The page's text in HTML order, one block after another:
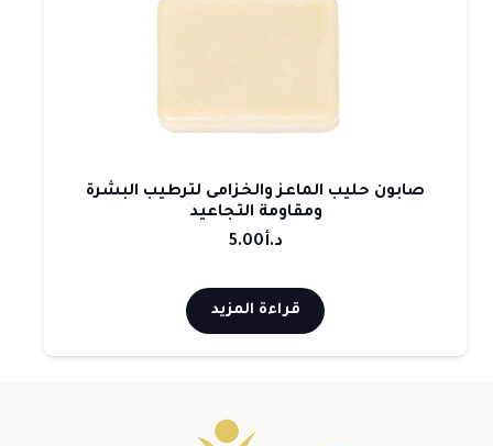
صابون حليب الماعز والخزامى لترطيب البشرة
ومقاومة التجاعيد
د.أ5.00
قراءة المزيد